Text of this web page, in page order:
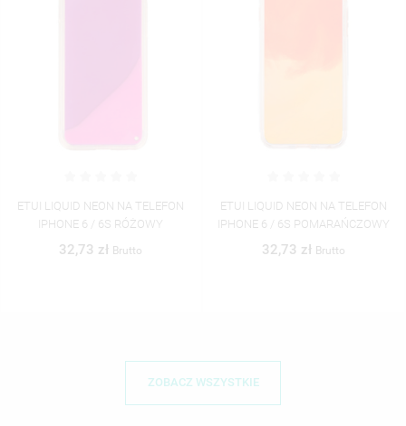
ETUI LIQUID NEON NA TELEFON
IPHONE 6 / 6S RÓŻOWY
32,73 zł Brutto
ETUI LIQUID NEON NA TELEFON
IPHONE 6 / 6S POMARAŃCZOWY
32,73 zł Brutto
ZOBACZ WSZYSTKIE